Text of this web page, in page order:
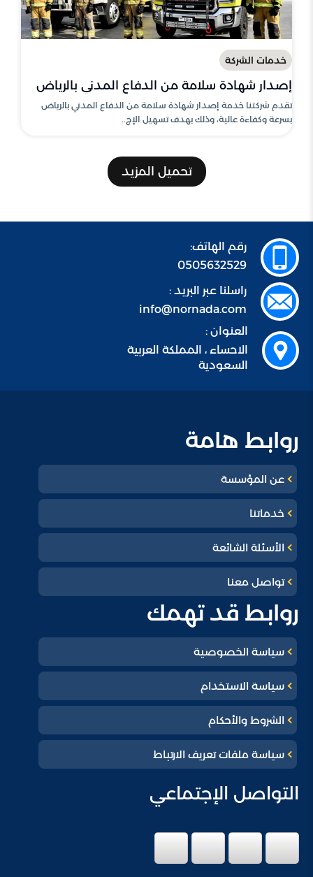
خدمات الشركة
إصدار شهادة سلامة من الدفاع المدني بالرياض
تقدم شركتنا خدمة إصدار شهادة سلامة من الدفاع المدني بالرياض
بسرعة وكفاءة عالية، وذلك بهدف تسهيل الإج..
تحميل المزيد
رقم الهاتف:
0505632529
راسلنا عبر البريد :
info@nornada.com
العنوان :
الاحساء ، المملكة العربية
السعودية
روابط هامة
عن المؤسسة
خدماتنا
الأسئلة الشائعة
تواصل معنا
روابط قد تهمك
سياسة الخصوصية
سياسة الاستخدام
الشروط والأحكام
سياسة ملفات تعريف الارتباط
التواصل الإجتماعي